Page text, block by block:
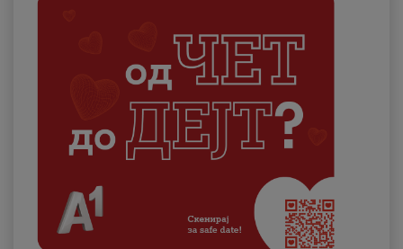
Деловни
Поддршка
Надополни кредит